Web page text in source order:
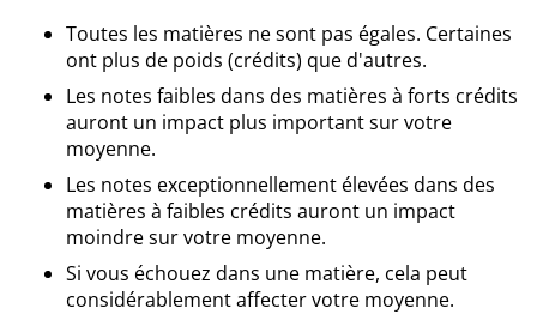
Toutes les matières ne sont pas égales. Certaines
ont plus de poids (crédits) que d'autres.
Les notes faibles dans des matières à forts crédits
auront un impact plus important sur votre
moyenne.
Les notes exceptionnellement élevées dans des
matières à faibles crédits auront un impact
moindre sur votre moyenne.
Si vous échouez dans une matière, cela peut
considérablement affecter votre moyenne.